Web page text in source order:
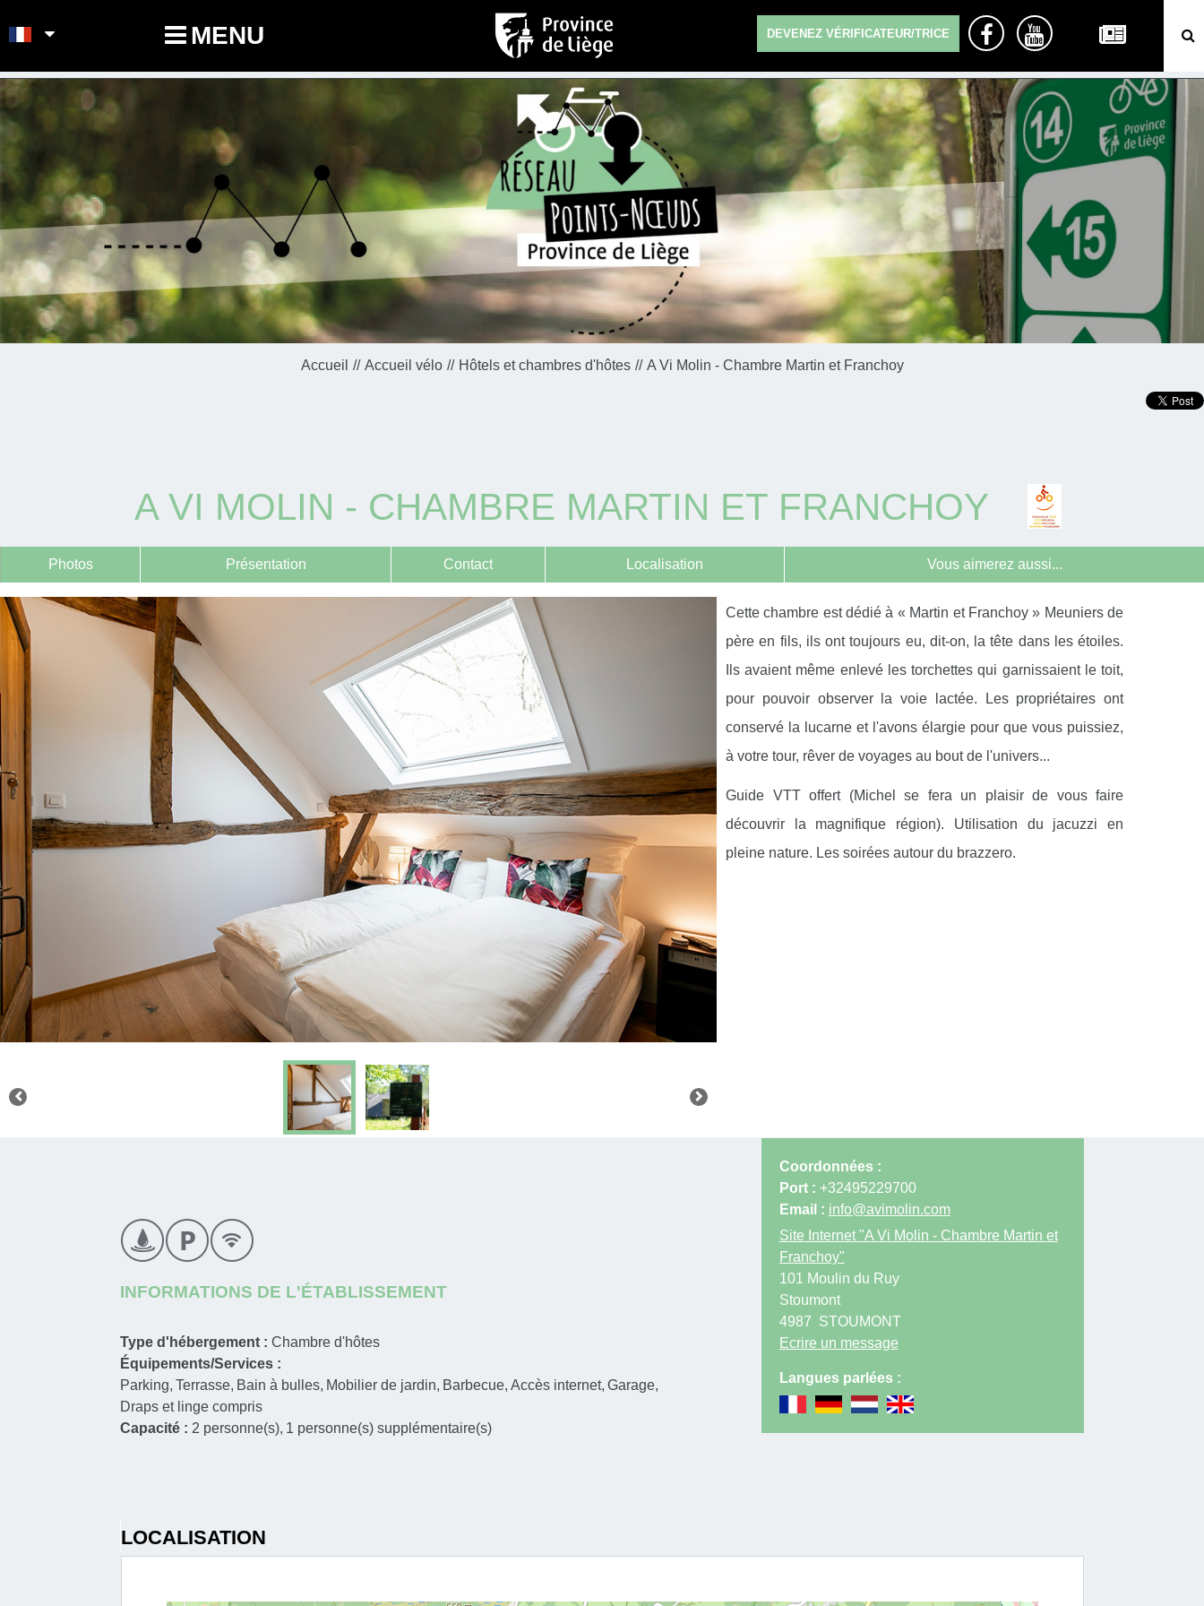
MENU DEVENEZ VÉRIFICATEUR/TRICE
Accueil Accueil vélo Hôtels et chambres d'hôtes A Vi Molin - Chambre Martin et Franchoy
A VI MOLIN - CHAMBRE MARTIN ET FRANCHOY
Photos Présentation Contact Localisation Vous aimerez aussi...
Cette chambre est dédié à « Martin et Franchoy » Meuniers de
père en fils, ils ont toujours eu, dit-on, la tête dans les étoiles.
Ils avaient même enlevé les torchettes qui garnissaient le toit,
pour pouvoir observer la voie lactée. Les propriétaires ont
conservé la lucarne et l'avons élargie pour que vous puissiez,
à votre tour, rêver de voyages au bout de l'univers...
Guide VTT offert (Michel se fera un plaisir de vous faire
découvrir la magnifique région). Utilisation du jacuzzi en
pleine nature. Les soirées autour du brazzero.
INFORMATIONS DE L'ÉTABLISSEMENT
Type d'hébergement :Chambre d'hôtes
Équipements/Services :
Parking Terrasse Bain à bulles Mobilier de jardin Barbecue Accès internet Garage
Draps et linge compris
Capacité : 2 personne(s) 1 personne(s) supplémentaire(s)
Coordonnées :
Port : +32495229700
Email : info@avimolin.com
Site Internet"A Vi Molin - Chambre Martin et
Franchoy"
101 Moulin du Ruy
Stoumont
4987 STOUMONT
Ecrire un message
Langues parlées :
LOCALISATION